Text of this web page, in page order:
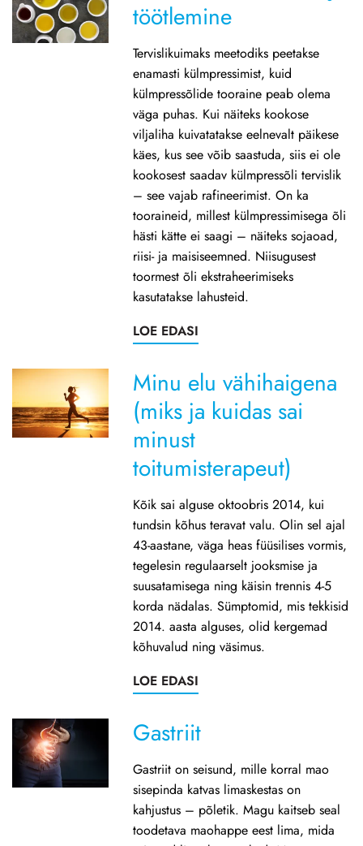
töötlemine
Tervislikuimaks meetodiks peetakse
enamasti külmpressimist, kuid
külmpressõlide tooraine peab olema
väga puhas. Kui näiteks kookose
viljaliha kuivatatakse eelnevalt päikese
käes, kus see võib saastuda, siis ei ole
kookosest saadav külmpressõli tervislik
– see vajab rafineerimist. On ka
tooraineid, millest külmpressimisega õli
hästi kätte ei saagi – näiteks sojaoad,
riisi- ja maisiseemned. Niisugusest
toormest õli ekstraheerimiseks
kasutatakse lahusteid.
LOE EDASI
Minu elu vähihaigena
(miks ja kuidas sai
minust
toitumisterapeut)
Kõik sai alguse oktoobris 2014, kui
tundsin kõhus teravat valu. Olin sel ajal
43-aastane, väga heas füüsilises vormis,
tegelesin regulaarselt jooksmise ja
suusatamisega ning käisin trennis 4-5
korda nädalas. Sümptomid, mis tekkisid
2014. aasta alguses, olid kergemad
kõhuvalud ning väsimus.
LOE EDASI
Gastriit
Gastriit on seisund, mille korral mao
sisepinda katvas limaskestas on
kahjustus – põletik. Magu kaitseb seal
toodetava maohappe eest lima, mida